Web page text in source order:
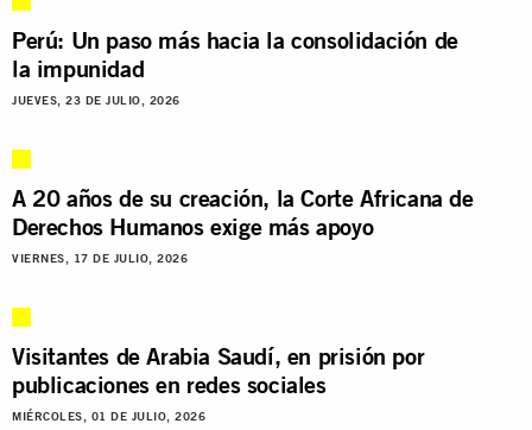
Perú: Un paso más hacia la consolidación de
la impunidad
JUEVES, 23 DE JULIO, 2026
A 20 años de su creación, la Corte Africana de
Derechos Humanos exige más apoyo
VIERNES, 17 DE JULIO, 2026
Visitantes de Arabia Saudí, en prisión por
publicaciones en redes sociales
MIÉRCOLES, 01 DE JULIO, 2026